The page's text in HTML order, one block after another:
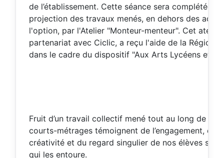
de l’établissement. Cette séance sera complétée
projection des travaux menés, en dehors des
l'option, par l'Atelier "Monteur-menteur". Cet
partenariat avec Ciclic, a reçu l'aide de la Région
dans le cadre du dispositif "Aux Arts Lycéens et
Fruit d’un travail collectif mené tout au long de
courts-métrages témoignent de l’engagement, de
créativité et du regard singulier de nos élèves sur
qui les entoure.